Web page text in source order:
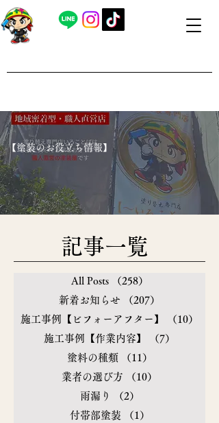
​【塗装のお役立ち情報】
​記事一覧
All Posts （258）
新着お知らせ
（207）
施工事例【ビフォーアフター】
（10）
施工事例【作業内容】
（7）
塗料の種類
（11）
業者の選び方
（10）
雨漏り
（2）
付帯部塗装
（1）